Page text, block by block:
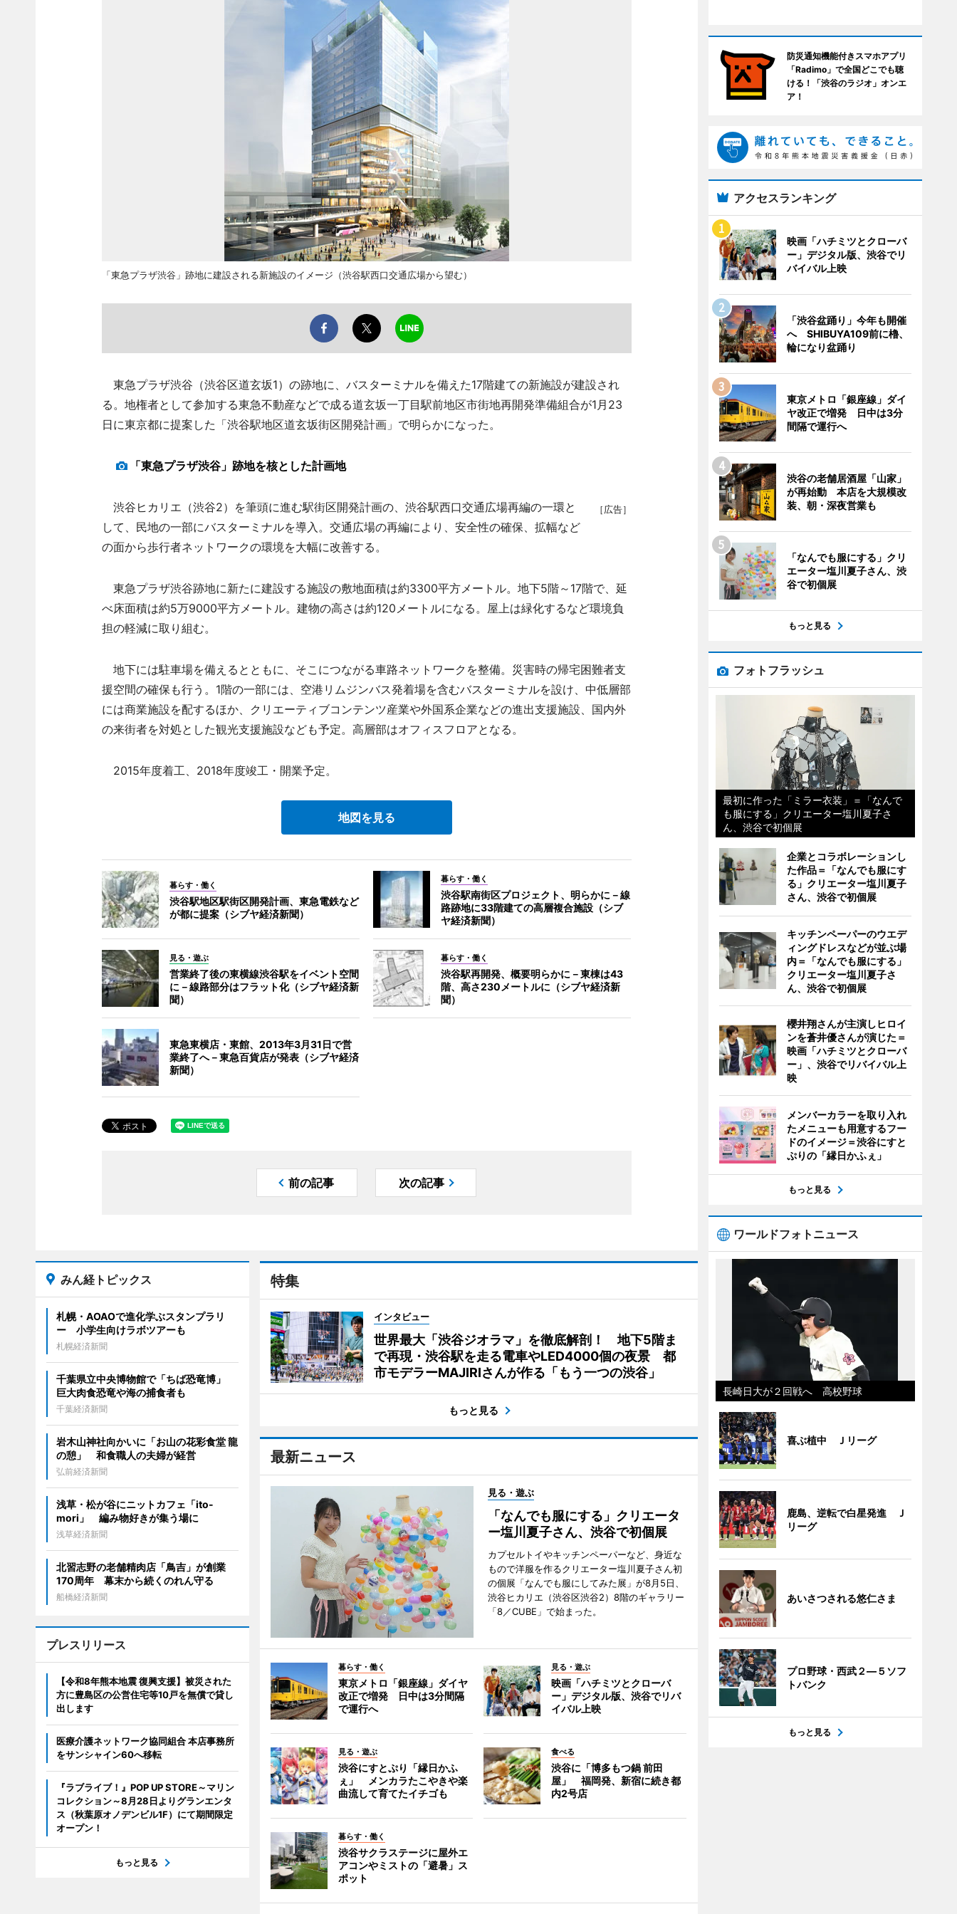
「東急プラザ渋谷」跡地に建設される新施設のイメージ（渋谷駅西口交通広場から望む）
東急プラザ渋谷（渋谷区道玄坂1）の跡地に、バスターミナルを備えた17階建ての新施設が建設され
る。地権者として参加する東急不動産などで成る道玄坂一丁目駅前地区市街地再開発準備組合が1月23
日に東京都に提案した「渋谷駅地区道玄坂街区開発計画」で明らかになった。
「東急プラザ渋谷」跡地を核とした計画地
［広告］
渋谷ヒカリエ（渋谷2）を筆頭に進む駅街区開発計画の、渋谷駅西口交通広場再編の一環と
して、民地の一部にバスターミナルを導入。交通広場の再編により、安全性の確保、拡幅など
の面から歩行者ネットワークの環境を大幅に改善する。
東急プラザ渋谷跡地に新たに建設する施設の敷地面積は約3300平方メートル。地下5階～17階で、延
べ床面積は約5万9000平方メートル。建物の高さは約120メートルになる。屋上は緑化するなど環境負
担の軽減に取り組む。
地下には駐車場を備えるとともに、そこにつながる車路ネットワークを整備。災害時の帰宅困難者支
援空間の確保も行う。1階の一部には、空港リムジンバス発着場を含むバスターミナルを設け、中低層部
には商業施設を配するほか、クリエーティブコンテンツ産業や外国系企業などの進出支援施設、国内外
の来街者を対処とした観光支援施設なども予定。高層部はオフィスフロアとなる。
2015年度着工、2018年度竣工・開業予定。
地図を見る
暮らす・働く
渋谷駅地区駅街区開発計画、東急電鉄など
が都に提案（シブヤ経済新聞）
暮らす・働く
渋谷駅南街区プロジェクト、明らかに－線
路跡地に33階建ての高層複合施設（シブ
ヤ経済新聞）
見る・遊ぶ
営業終了後の東横線渋谷駅をイベント空間
に－線路部分はフラット化（シブヤ経済新
聞）
暮らす・働く
渋谷駅再開発、概要明らかに－東棟は43
階、高さ230メートルに（シブヤ経済新
聞）
東急東横店・東館、2013年3月31日で営
業終了へ－東急百貨店が発表（シブヤ経済
新聞）
前の記事 次の記事
特集
インタビュー
世界最大「渋谷ジオラマ」を徹底解剖！ 地下5階ま
で再現・渋谷駅を走る電車やLED4000個の夜景 都
市モデラーMAJIRIさんが作る「もう一つの渋谷」
もっと見る
最新ニュース
見る・遊ぶ
「なんでも服にする」クリエータ
ー塩川夏子さん、渋谷で初個展
カプセルトイやキッチンペーパーなど、身近な
もので洋服を作るクリエーター塩川夏子さん初
の個展「なんでも服にしてみた展」が8月5日、
渋谷ヒカリエ（渋谷区渋谷2）8階のギャラリー
「8／CUBE」で始まった。
暮らす・働く
東京メトロ「銀座線」ダイヤ
改正で増発 日中は3分間隔
で運行へ
見る・遊ぶ
映画「ハチミツとクローバ
ー」デジタル版、渋谷でリバ
イバル上映
見る・遊ぶ
渋谷にすとぷり「縁日かふ
ぇ」 メンカラたこやきや楽
曲流して育てたイチゴも
食べる
渋谷に「博多もつ鍋 前田
屋」 福岡発、新宿に続き都
内2号店
暮らす・働く
渋谷サクラステージに屋外エ
アコンやミストの「避暑」ス
ポット
みん経トピックス
札幌・AOAOで進化学ぶスタンプラリ
ー 小学生向けラボツアーも
札幌経済新聞
千葉県立中央博物館で「ちば恐竜博」
巨大肉食恐竜や海の捕食者も
千葉経済新聞
岩木山神社向かいに「お山の花彩食堂 龍
の憩」 和食職人の夫婦が経営
弘前経済新聞
浅草・松が谷にニットカフェ「ito-
mori」 編み物好きが集う場に
浅草経済新聞
北習志野の老舗精肉店「鳥吉」が創業
170周年 幕末から続くのれん守る
船橋経済新聞
プレスリリース
【令和8年熊本地震 復興支援】被災された
方に豊島区の公営住宅等10戸を無償で貸し
出します
医療介護ネットワーク協同組合 本店事務所
をサンシャイン60へ移転
『ラブライブ！』POP UP STORE～マリン
コレクション～8月28日よりグランエンタ
ス（秋葉原オノデンビル1F）にて期間限定
オープン！
もっと見る
防災通知機能付きスマホアプリ
「Radimo」で全国どこでも聴
ける！「渋谷のラジオ」オンエ
ア！
アクセスランキング
映画「ハチミツとクローバ
ー」デジタル版、渋谷でリ
バイバル上映
「渋谷盆踊り」今年も開催
へ SHIBUYA109前に櫓、
輪になり盆踊り
東京メトロ「銀座線」ダイ
ヤ改正で増発 日中は3分
間隔で運行へ
渋谷の老舗居酒屋「山家」
が再始動 本店を大規模改
装、朝・深夜営業も
「なんでも服にする」クリ
エーター塩川夏子さん、渋
谷で初個展
もっと見る
フォトフラッシュ
最初に作った「ミラー衣装」＝「なんで
も服にする」クリエーター塩川夏子さ
ん、渋谷で初個展
企業とコラボレーションし
た作品＝「なんでも服にす
る」クリエーター塩川夏子
さん、渋谷で初個展
キッチンペーパーのウエデ
ィングドレスなどが並ぶ場
内＝「なんでも服にする」
クリエーター塩川夏子さ
ん、渋谷で初個展
櫻井翔さんが主演しヒロイ
ンを蒼井優さんが演じた＝
映画「ハチミツとクローバ
ー」、渋谷でリバイバル上
映
メンバーカラーを取り入れ
たメニューも用意するフー
ドのイメージ＝渋谷にすと
ぷりの「縁日かふぇ」
もっと見る
ワールドフォトニュース
長崎日大が２回戦へ 高校野球
喜ぶ植中 Ｊリーグ
鹿島、逆転で白星発進 Ｊ
リーグ
あいさつされる悠仁さま
プロ野球・西武２―５ソフ
トバンク
もっと見る